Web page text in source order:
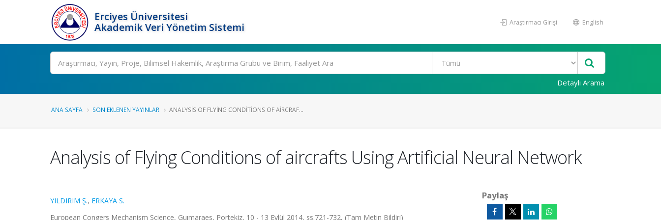
Erciyes Üniversitesi
Akademik Veri Yönetim Sistemi
Araştırmacı Girişi English
Ara
Detaylı Arama
ANA SAYFA SON EKLENEN YAYINLAR ANALYSIS OF FLYING CONDITIONS OF AIRCRAF...
Analysis of Flying Conditions of aircrafts Using Artificial Neural Network
YILDIRIM Ş., ERKAYA S.
European Congers Mechanism Science, Guımaraes, Portekiz, 10 - 13 Eylül 2014, ss.721-732, (Tam Metin Bildiri)
Paylaş